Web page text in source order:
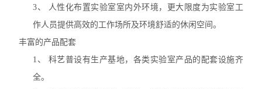
3、 人性化布置实验室室内外环境，更大限度为实验室工
作人员提供高效的工作场所及环境舒适的休闲空间。
丰富的产品配套
1、 科艺普设有生产基地，各类实验室产品的配套设施齐
全。